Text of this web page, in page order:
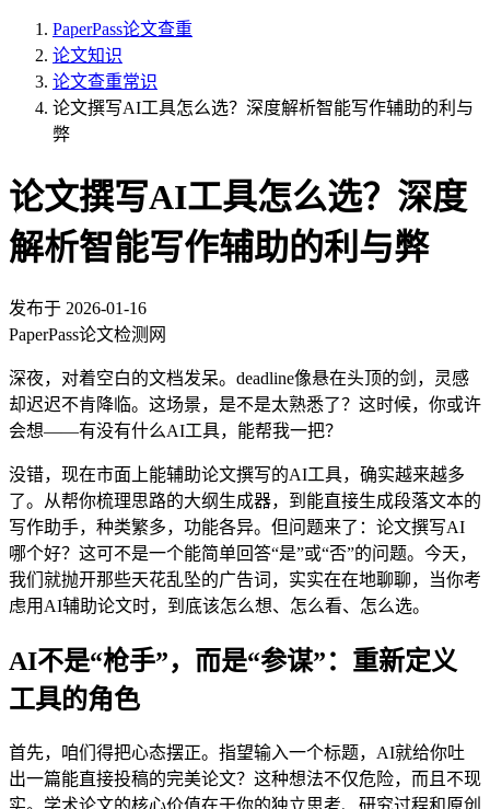
PaperPass论文查重
论文知识
论文查重常识
论文撰写AI工具怎么选？深度解析智能写作辅助的利与
弊
论文撰写AI工具怎么选？深度
解析智能写作辅助的利与弊
发布于 2026-01-16
PaperPass论文检测网
深夜，对着空白的文档发呆。deadline像悬在头顶的剑，灵感
却迟迟不肯降临。这场景，是不是太熟悉了？这时候，你或许
会想——有没有什么AI工具，能帮我一把？
没错，现在市面上能辅助论文撰写的AI工具，确实越来越多
了。从帮你梳理思路的大纲生成器，到能直接生成段落文本的
写作助手，种类繁多，功能各异。但问题来了：论文撰写AI
哪个好？这可不是一个能简单回答“是”或“否”的问题。今天，
我们就抛开那些天花乱坠的广告词，实实在在地聊聊，当你考
虑用AI辅助论文时，到底该怎么想、怎么看、怎么选。
AI不是“枪手”，而是“参谋”：重新定义
工具的角色
首先，咱们得把心态摆正。指望输入一个标题，AI就给你吐
出一篇能直接投稿的完美论文？这种想法不仅危险，而且不现
实。学术论文的核心价值在于你的独立思考、研究过程和原创